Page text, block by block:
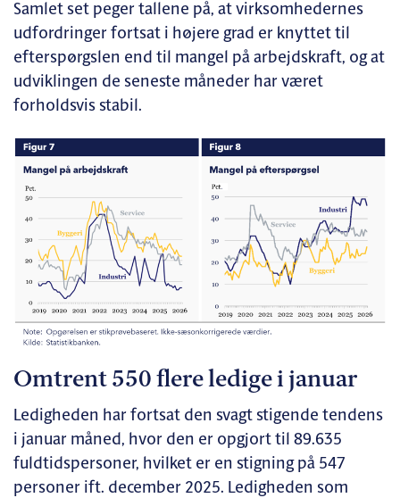
Samlet set peger tallene på, at virksomhedernes
udfordringer fortsat i højere grad er knyttet til
efterspørgslen end til mangel på arbejdskraft, og at
udviklingen de seneste måneder har været
forholdsvis stabil.
Omtrent 550 flere ledige i januar
Ledigheden har fortsat den svagt stigende tendens
i januar måned, hvor den er opgjort til 89.635
fuldtidspersoner, hvilket er en stigning på 547
personer ift. december 2025. Ledigheden som